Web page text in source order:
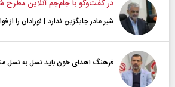
در گفت‌و‌گو با جام‌جم آنلاین مطرح
شیر مادر جایگزین ندارد | نوزادان را از
فرهنگ اهدای خون باید نسل به نسل